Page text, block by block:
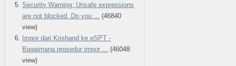
Security Warning: Unsafe expressions
are not blocked. Do you ...
(46840
view)
Impor dari Krishand ke eSPT -
Bagaimana prosedur impor ...
(46048
view)